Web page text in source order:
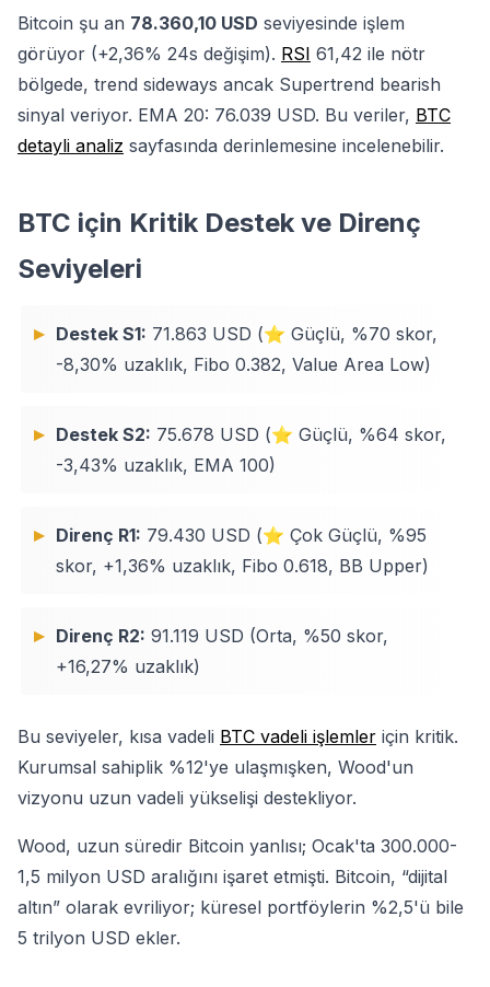
Bitcoin şu an 78.360,10 USD seviyesinde işlem
görüyor (+2,36% 24s değişim). RSI 61,42 ile nötr
bölgede, trend sideways ancak Supertrend bearish
sinyal veriyor. EMA 20: 76.039 USD. Bu veriler, BTC
detayli analiz sayfasında derinlemesine incelenebilir.
BTC için Kritik Destek ve Direnç
Seviyeleri
Destek S1: 71.863 USD (⭐ Güçlü, %70 skor,
-8,30% uzaklık, Fibo 0.382, Value Area Low)
Destek S2: 75.678 USD (⭐ Güçlü, %64 skor,
-3,43% uzaklık, EMA 100)
Direnç R1: 79.430 USD (⭐ Çok Güçlü, %95
skor, +1,36% uzaklık, Fibo 0.618, BB Upper)
Direnç R2: 91.119 USD (Orta, %50 skor,
+16,27% uzaklık)
Bu seviyeler, kısa vadeli BTC vadeli işlemler için kritik.
Kurumsal sahiplik %12'ye ulaşmışken, Wood'un
vizyonu uzun vadeli yükselişi destekliyor.
Wood, uzun süredir Bitcoin yanlısı; Ocak'ta 300.000-
1,5 milyon USD aralığını işaret etmişti. Bitcoin, “dijital
altın” olarak evriliyor; küresel portföylerin %2,5'ü bile
5 trilyon USD ekler.